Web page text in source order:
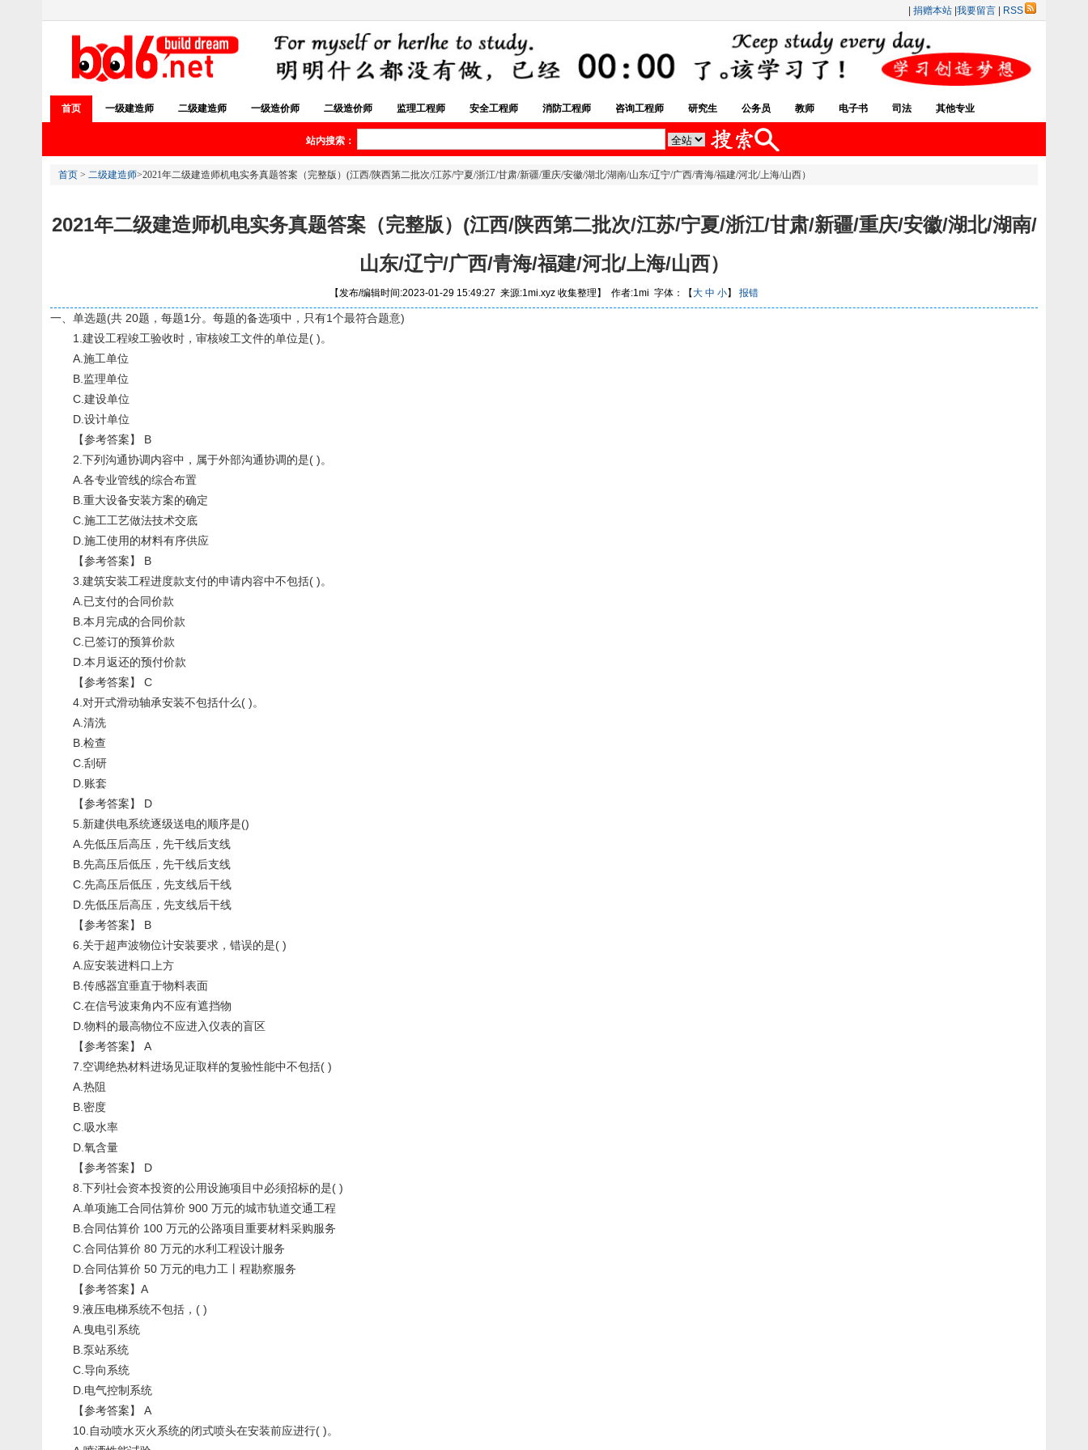
捐赠本站 我要留言 RSS
首页 一级建造师 二级建造师 一级造价师 二级造价师 监理工程师 安全工程师 消防工程师 咨询工程师 研究生 公务员 教师 电子书 司法 其他专业
站内搜索：
首页 > 二级建造师>2021年二级建造师机电实务真题答案（完整版）(江西/陕西第二批次/江苏/宁夏/浙江/甘肃/新疆/重庆/安徽/湖北/湖南/山东/辽宁/广西/青海/福建/河北/上海/山西）
2021年二级建造师机电实务真题答案（完整版）(江西/陕西第二批次/江苏/宁夏/浙江/甘肃/新疆/重庆/安徽/湖北/湖南/
山东/辽宁/广西/青海/福建/河北/上海/山西）
【发布/编辑时间:2023-01-29 15:49:27 来源:1mi.xyz 收集整理】 作者:1mi 字体：【大 中 小】 报错
一、单选题(共 20题，每题1分。每题的备选项中，只有1个最符合题意)
1.建设工程竣工验收时，审核竣工文件的单位是( )。
A.施工单位
B.监理单位
C.建设单位
D.设计单位
【参考答案】 B
2.下列沟通协调内容中，属于外部沟通协调的是( )。
A.各专业管线的综合布置
B.重大设备安装方案的确定
C.施工工艺做法技术交底
D.施工使用的材料有序供应
【参考答案】 B
3.建筑安装工程进度款支付的申请内容中不包括( )。
A.已支付的合同价款
B.本月完成的合同价款
C.已签订的预算价款
D.本月返还的预付价款
【参考答案】 C
4.对开式滑动轴承安装不包括什么( )。
A.清洗
B.检查
C.刮研
D.账套
【参考答案】 D
5.新建供电系统逐级送电的顺序是()
A.先低压后高压，先干线后支线
B.先高压后低压，先干线后支线
C.先高压后低压，先支线后干线
D.先低压后高压，先支线后干线
【参考答案】 B
6.关于超声波物位计安装要求，错误的是( )
A.应安装进料口上方
B.传感器宜垂直于物料表面
C.在信号波束角内不应有遮挡物
D.物料的最高物位不应进入仪表的盲区
【参考答案】 A
7.空调绝热材料进场见证取样的复验性能中不包括( )
A.热阻
B.密度
C.吸水率
D.氧含量
【参考答案】 D
8.下列社会资本投资的公用设施项目中必须招标的是( )
A.单项施工合同估算价 900 万元的城市轨道交通工程
B.合同估算价 100 万元的公路项目重要材料采购服务
C.合同估算价 80 万元的水利工程设计服务
D.合同估算价 50 万元的电力工丨程勘察服务
【参考答案】A
9.液压电梯系统不包括，( )
A.曳电引系统
B.泵站系统
C.导向系统
D.电气控制系统
【参考答案】 A
10.自动喷水灭火系统的闭式喷头在安装前应进行( )。